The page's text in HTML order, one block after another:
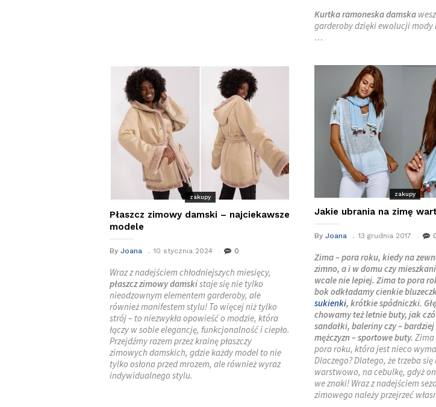
Kurtka ramoneska damska
garderoby dzięki ewolucji mody
…
zakupy
Płaszcz zimowy damski – najciekawsze
modele
By Joana 10 stycznia 2024 0
Wraz z nadejściem chłodniejszych miesięcy,
płaszcz zimowy damskistaje się nie tylko
nieodzownym elementem garderoby, ale
również manifestem stylu! To więcej niż tylko
strój – to niezwykła opowieść o modzie, która
łączy w sobie elegancję, funkcjonalność i ciepło.
Przejdźmy razem przez krainę płaszczy
zimowych damskich, gdzie każdy model to nie
tylko osłona przed mrozem, ale również wyraz
indywidualnego stylu.
zakupy
Jakie ubrania na zimę
By Joana 13 grudnia 2017
Zima – pora roku, kiedy na
zimno, a i w domu czy
wcale nie lepiej. Zima to pora
bok odkładamy cienkie
sukienki, krótkie spódniczki.
chowamy też letnie buty, jak
sandałki, baleriny czy –
mężczyzn – sportowe buty. Zima
pora roku, która jest nieco
Dlaczego? Dlatego, że trzeba
warstwowo, na cebulkę, gdyż
we znaki! Wraz z nadejściem
zimowego należy przejrzeć